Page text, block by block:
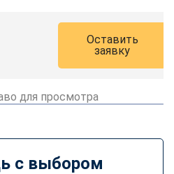
Оставить
заявку
для просмотра
с выбором